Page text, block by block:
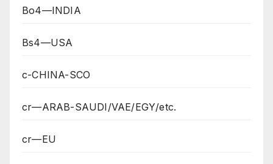
Bo4—INDIA
Bs4—USA
c-CHINA-SCO
cr—ARAB-SAUDI/VAE/EGY/etc.
cr—EU